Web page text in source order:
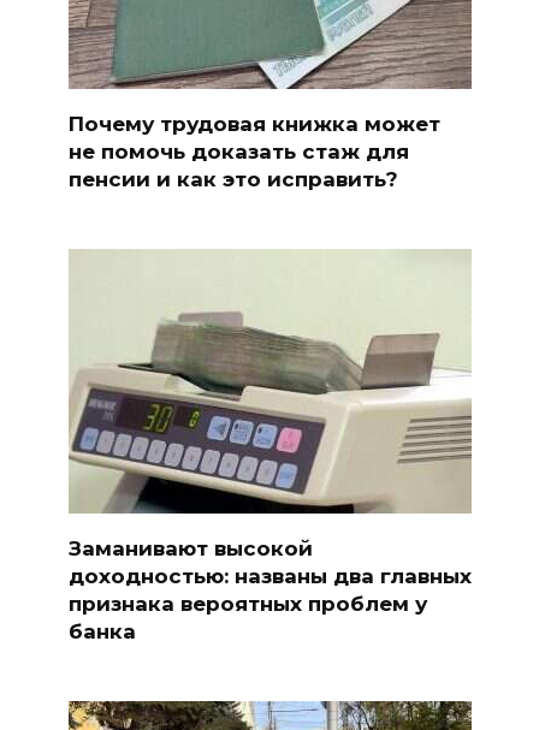
Почему трудовая книжка может
не помочь доказать стаж для
пенсии и как это исправить?
Заманивают высокой
доходностью: названы два главных
признака вероятных проблем у
банка